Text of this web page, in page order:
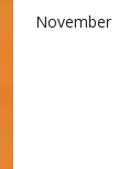
November